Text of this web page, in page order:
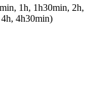
1h, 1h30min, 2h,
4h30min)